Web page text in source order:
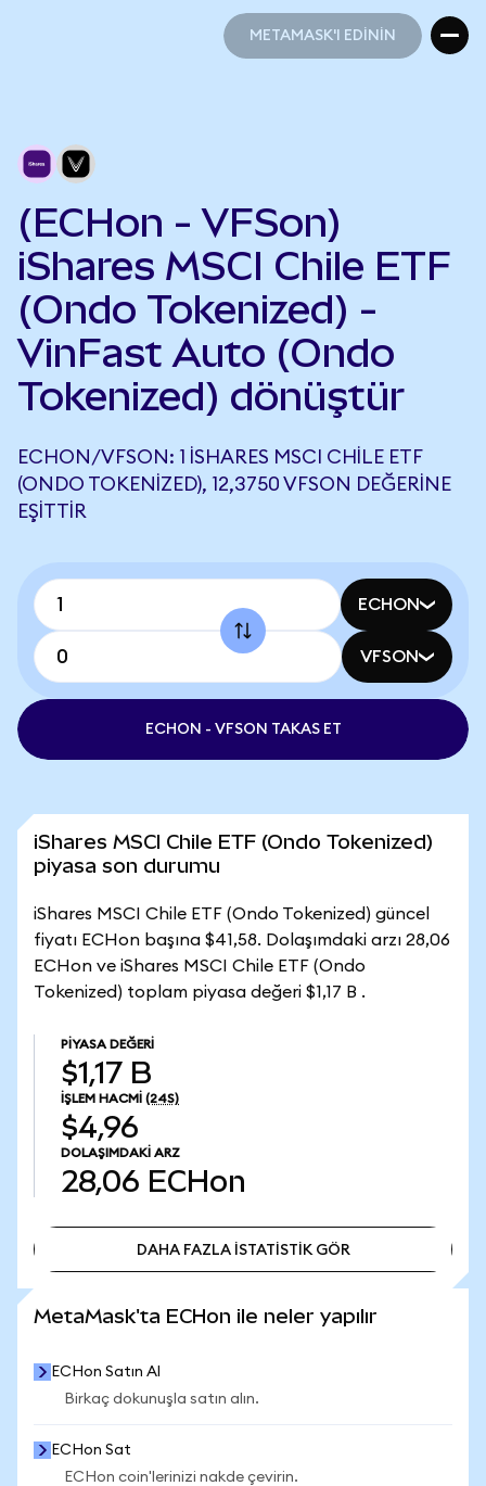
METAMASK'I EDİNİN
(ECHon - VFSon)
iShares MSCI Chile ETF
(Ondo Tokenized) -
VinFast Auto (Ondo
Tokenized) dönüştür
ECHON/VFSON: 1 ISHARES MSCI CHILE ETF
(ONDO TOKENIZED), 12,3750 VFSON DEĞERINE
EŞITTIR
ECHON
VFSON
ECHON - VFSON TAKAS ET
iShares MSCI Chile ETF (Ondo Tokenized)
piyasa son durumu
iShares MSCI Chile ETF (Ondo Tokenized) güncel
fiyatı ECHon başına $41,58. Dolaşımdaki arzı 28,06
ECHon ve iShares MSCI Chile ETF (Ondo
Tokenized) toplam piyasa değeri $1,17 B .
PIYASA DEĞERI
$1,17 B
İŞLEM HACMI (24S)
$4,96
DOLAŞIMDAKI ARZ
28,06 ECHon
DAHA FAZLA İSTATİSTİK GÖR
MetaMask'ta ECHon ile neler yapılır
ECHon Satın Al
Birkaç dokunuşla satın alın.
ECHon Sat
ECHon coin'lerinizi nakde çevirin.